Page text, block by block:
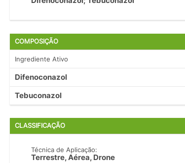
COMPOSIÇÃO
Ingrediente Ativo
Difenoconazol
Tebuconazol
CLASSIFICAÇÃO
Técnica de Aplicação:
Terrestre, Aérea, Drone